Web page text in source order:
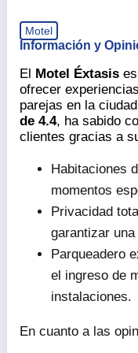
Motel
Información y
El Motel Éxtasis
ofrecer
parejas en la
de 4.4, ha sabido
clientes gracias a
Habitaciones
momentos
Privacidad
garantizar
Parqueadero
el ingreso de
instalaciones.
En cuanto a las